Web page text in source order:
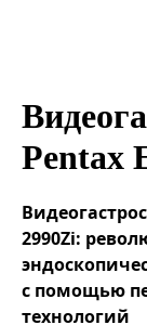
Pentax
2990Zi:
с помощью
технологий